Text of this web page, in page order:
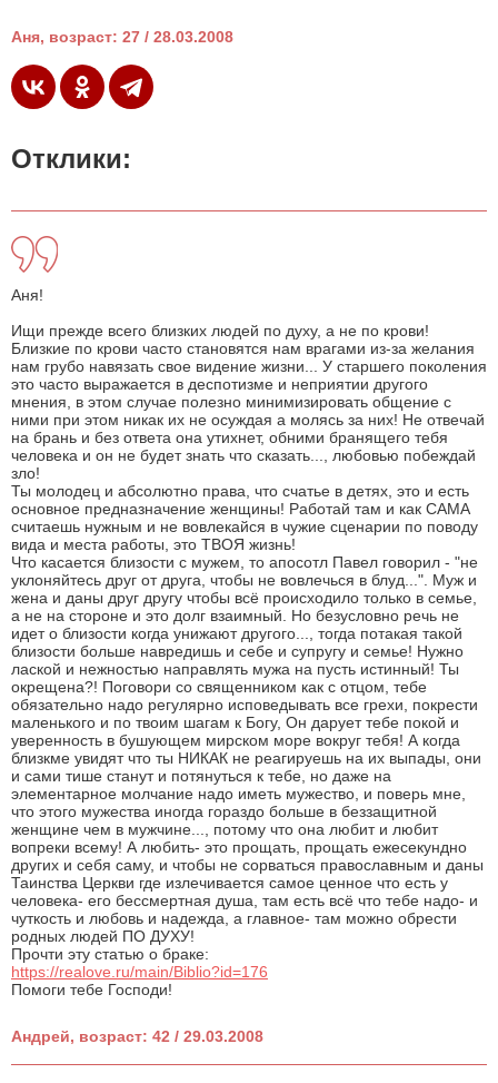
Аня, возраст: 27 / 28.03.2008
Отклики:
Аня!
Ищи прежде всего близких людей по духу, а не по крови!
Близкие по крови часто становятся нам врагами из-за желания
нам грубо навязать свое видение жизни... У старшего поколения
это часто выражается в деспотизме и неприятии другого
мнения, в этом случае полезно минимизировать общение с
ними при этом никак их не осуждая а молясь за них! Не отвечай
на брань и без ответа она утихнет, обними бранящего тебя
человека и он не будет знать что сказать..., любовью побеждай
зло!
Ты молодец и абсолютно права, что счатье в детях, это и есть
основное предназначение женщины! Работай там и как САМА
считаешь нужным и не вовлекайся в чужие сценарии по поводу
вида и места работы, это ТВОЯ жизнь!
Что касается близости с мужем, то апосотл Павел говорил - "не
уклоняйтесь друг от друга, чтобы не вовлечься в блуд...". Муж и
жена и даны друг другу чтобы всё происходило только в семье,
а не на стороне и это долг взаимный. Но безусловно речь не
идет о близости когда унижают другого..., тогда потакая такой
близости больше навредишь и себе и супругу и семье! Нужно
лаской и нежностью направлять мужа на пусть истинный! Ты
окрещена?! Поговори со священником как с отцом, тебе
обязательно надо регулярно исповедывать все грехи, покрести
маленького и по твоим шагам к Богу, Он дарует тебе покой и
уверенность в бушующем мирском море вокруг тебя! А когда
близкме увидят что ты НИКАК не реагируешь на их выпады, они
и сами тише станут и потянуться к тебе, но даже на
элементарное молчание надо иметь мужество, и поверь мне,
что этого мужества иногда гораздо больше в беззащитной
женщине чем в мужчине..., потому что она любит и любит
вопреки всему! А любить- это прощать, прощать ежесекундно
других и себя саму, и чтобы не сорваться православным и даны
Таинства Церкви где излечивается самое ценное что есть у
человека- его бессмертная душа, там есть всё что тебе надо- и
чуткость и любовь и надежда, а главное- там можно обрести
родных людей ПО ДУХУ!
Прочти эту статью о браке:
https://realove.ru/main/Biblio?id=176
Помоги тебе Господи!
Андрей, возраст: 42 / 29.03.2008